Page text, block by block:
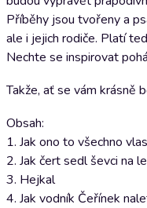
Příběhy jsou tvořeny a
ale i jejich rodiče. Platí
Nechte se inspirovat
Takže, ať se vám krásně
Obsah:
1. Jak ono to všechno
2. Jak čert sedl ševci na
3. Hejkal
4. Jak vodník Čeřínek